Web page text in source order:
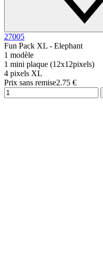
27005
Fun Pack XL - Elephant
1 modèle
1 mini plaque (12x12pixels)
4 pixels XL
Prix sans remise2.75 €